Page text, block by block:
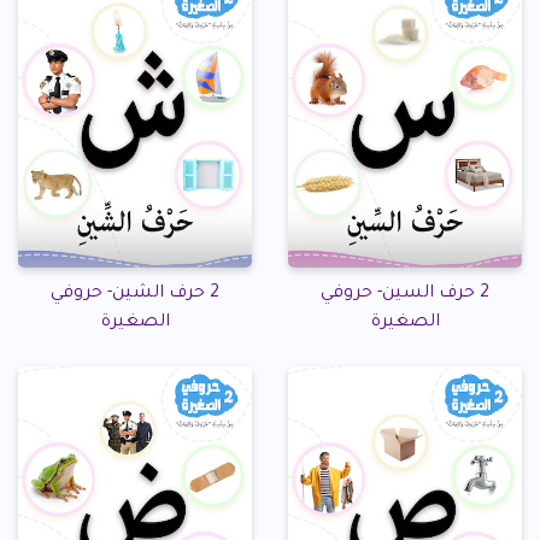
2 حرف السين- حروفي
الصغيرة
2 حرف الشين- حروفي
الصغيرة